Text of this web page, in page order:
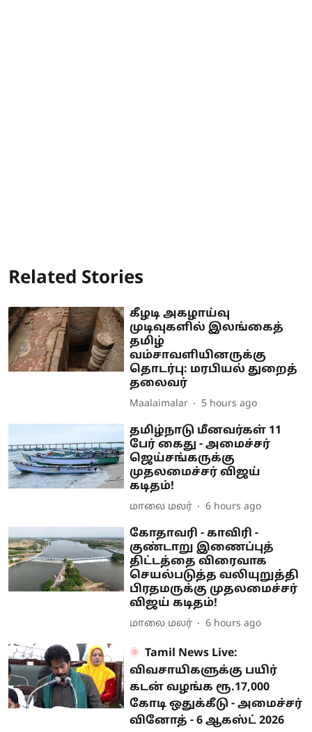
Related Stories
கீழடி அகழாய்வு
முடிவுகளில் இலங்கைத்
தமிழ்
வம்சாவளியினருக்கு
தொடர்பு: மரபியல் துறைத்
தலைவர்
Maalaimalar 5 hours ago
தமிழ்நாடு மீனவர்கள் 11
பேர் கைது - அமைச்சர்
ஜெய்சங்கருக்கு
முதலமைச்சர் விஜய்
கடிதம்!
மாலை மலர் 6 hours ago
கோதாவரி - காவிரி -
குண்டாறு இணைப்புத்
திட்டத்தை விரைவாக
செயல்படுத்த வலியுறுத்தி
பிரதமருக்கு முதலமைச்சர்
விஜய் கடிதம்!
மாலை மலர் 6 hours ago
Tamil News Live:
விவசாயிகளுக்கு பயிர்
கடன் வழங்க ரூ.17,000
கோடி ஒதுக்கீடு - அமைச்சர்
வினோத் - 6 ஆகஸ்ட் 2026